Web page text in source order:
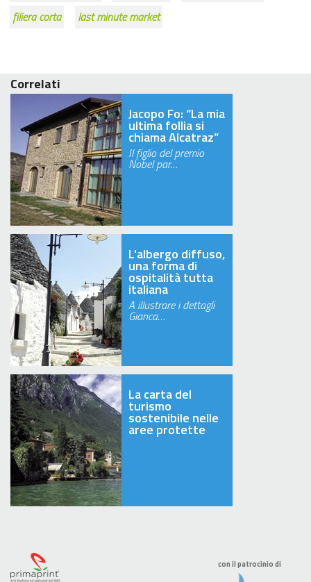
filiera corta
last minute market
Correlati
Jacopo Fo: “La mia
ultima follia si
chiama Alcatraz”
Il figlio del premio
Nobel par…
L'albergo diffuso,
una forma di
ospitalità tutta
italiana
A illustrare i dettagli
Gianca…
La carta del
turismo
sostenibile nelle
aree protette
con il patrocinio di